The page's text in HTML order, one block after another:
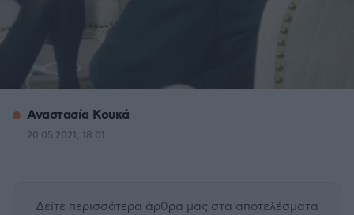
Αναστασία Κουκά
20.05.2021, 18:01
Δείτε περισσότερα άρθρα μας στα αποτελέσματα